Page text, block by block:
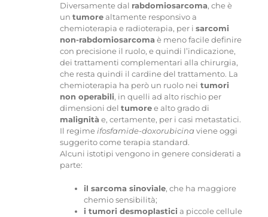
Diversamente dal rabdomiosarcoma, che è
untumorealtamente responsivo a
chemioterapia e radioterapia, per isarcomi
non-rabdomiosarcoma è meno facile definire
con precisione il ruolo, e quindi l’indicazione,
dei trattamenti complementari alla chirurgia,
che resta quindi il cardine del trattamento. La
chemioterapia ha però un ruolo nei tumori
non operabili, in quelli ad alto rischio per
dimensioni deltumoree alto grado di
malignità e, certamente, per i casi metastatici.
Il regimeifosfamide-doxorubicina viene oggi
suggerito come terapia standard.
Alcuni istotipi vengono in genere considerati a
parte:
il sarcoma sinoviale, che ha maggiore
chemio sensibilità;
i tumori desmoplastici a piccole cellule